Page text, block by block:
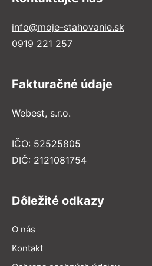
info@moje-stahovanie.sk
0919 221 257
Fakturačné údaje
Webest, s.r.o.
IČO: 52525805
DIČ: 2121081754
Dôležité odkazy
O nás
Kontakt